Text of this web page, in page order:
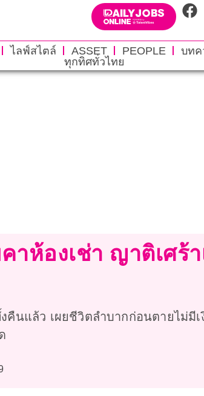
ไลฟ์สไตล์ ASSET PEOPLE บทค
ทุกทิศทั่วไทย
ห้องเช่า ญาติเศร้า
คืนแล้ว เผยชีวิตลำบากก่อนตายไม่